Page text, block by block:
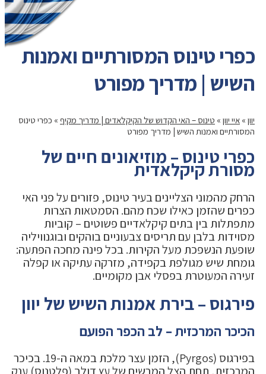
כפרי טינוס המסורתיים ואמנות
השיש | מדריך מפורט
יוון » איי יוון » טינוס – האי הקדוש של הקיקלאדים | מדריך מקיף » כפרי טינוס
המסורתיים ואמנות השיש | מדריך מפורט
כפרי טינוס – מוזיאונים חיים של
מסורת קיקלאדית
הרחק מהמוני הצליינים בעיר טינוס, פזורים על פני האי
כפרים שהזמן כאילו שכח מהם. הסמטאות הצרות
מתפתלות בין בתים קיקלאדיים פשוטים – קוביות
מסוידות בלבן עם תריסים צבעוניים בוהקים ובוגנוויליה
שופעת הנשפכת מעל הקירות. בכל פינה מחכה הפתעה:
גומחת שיש מגולפת בקפידה, מזרקה עתיקה או קפלה
זעירה המעוטרת בפסלי אבן מקומיים.
פירגוס – בירת אמנות השיש של יוון
הכיכר המרכזית – לב הכפר הפועם
בפירגוס (Pyrgos), הזמן עצר מלכת במאה ה-19. בכיכר